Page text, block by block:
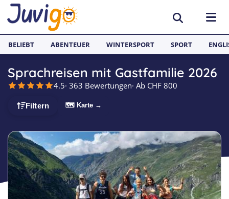
AKTIVITÄTEN
Sportcamps
Surfcamps
Outdoorcamps
Fussballcamps
REISEZIELE
Basel
Bern
Freiburg
SPRACHFERIEN
Sprachreisen
Englisch Sprachferien England
Sprachferien Frankreich
JUGENDREISEN
Spanien
Italien
BELIEBT ABENTEUER WINTERSPORT SPORT
Sprachreisen mit Gastfamilie 2026
4.5· 363 Bewertungen· Ab CHF 800
Filtern 🗺 Karte →